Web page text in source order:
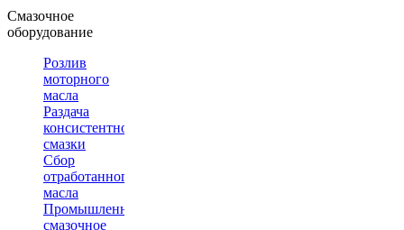
Смазочное
оборудование
Розлив
моторного
масла
Раздача
консистентной
смазки
Сбор
отработанного
масла
Промышленное
смазочное